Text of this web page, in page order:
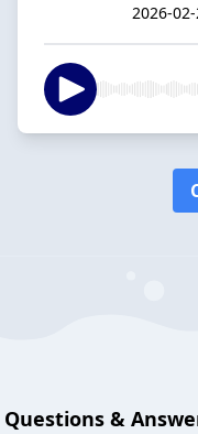
2026-
Questions &